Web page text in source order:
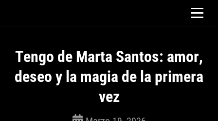
Tengo de Marta Santos: amor,
deseo y la magia de la primera
vez